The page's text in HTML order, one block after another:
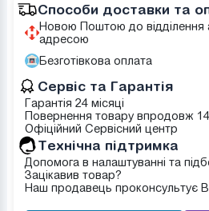
Способи доставки та
Новою Поштою до відділення
адресою
Безготівкова оплата
Сервіс та Гарантія
Гарантія 24 місяці
Повернення товару впродовж 14
Офіційний Сервісний центр
Tехнічна підтримка
Допомога в налаштуванні та
Зацікавив товар?
Наш продавець проконсультує